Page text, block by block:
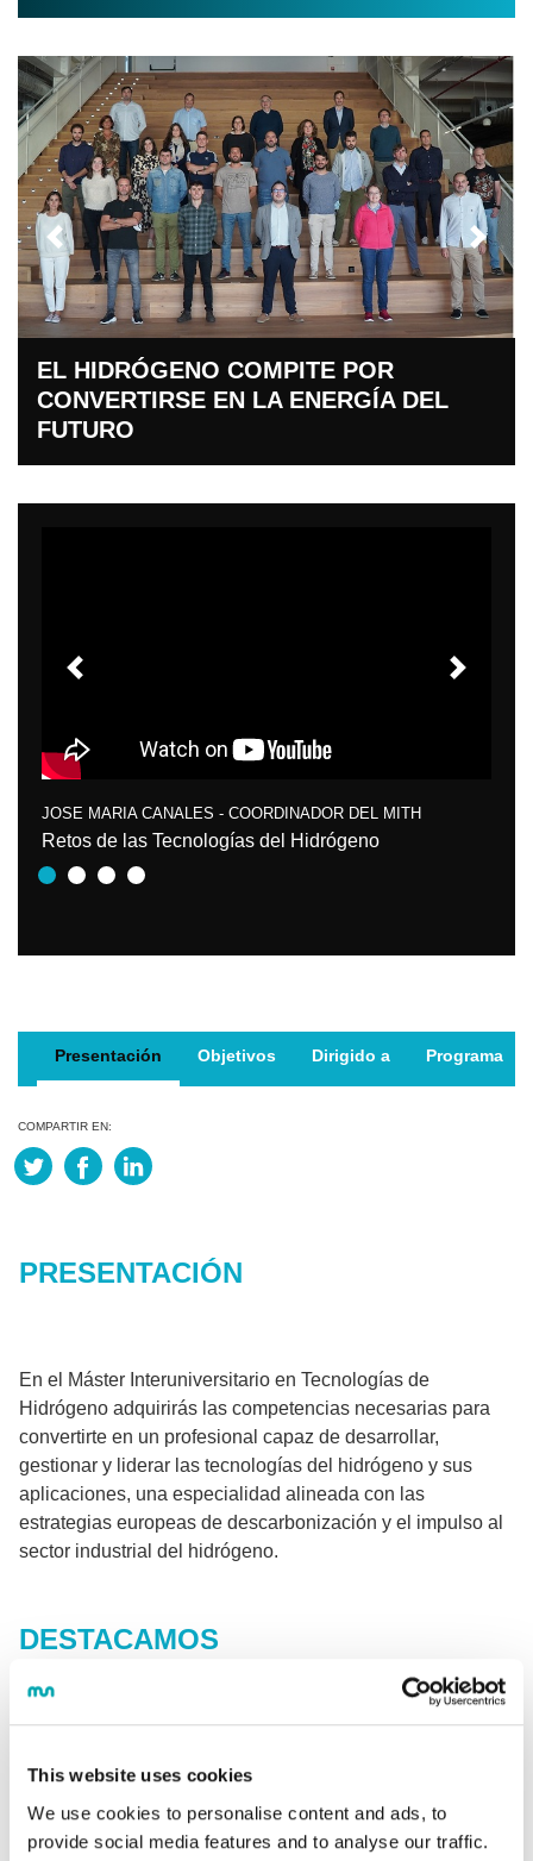
This website uses cookies
We use cookies to personalise content and ads, to
provide social media features and to analyse our traffic.
EL HIDRÓGENO COMPITE
CONVERTIRSE EN LA
DEL
Anteriores
JOSE MARIA CANALES - COORDINADOR DEL MITH
Retos de las Tecnologías del Hidrógeno
Anteriores
Presentación Objetivos Dirigido a Programa
COMPARTIR EN:
PRESENTACIÓN
En el Máster Interuniversitario en Tecnologías de
Hidrógeno adquirirás las competencias necesarias para
convertirte en un profesional capaz de desarrollar,
gestionar y liderar las tecnologías del hidrógeno y sus
aplicaciones, una especialidad alineada con las
estrategias europeas de descarbonización y el impulso al
sector industrial del hidrógeno.
DESTACAMOS
Formarás parte de una apuesta formativa
diseñada y avalada por doce entidades
Tendrás clases magistrales a cargo de
expertos de la industria
Visitarás empresas del sector